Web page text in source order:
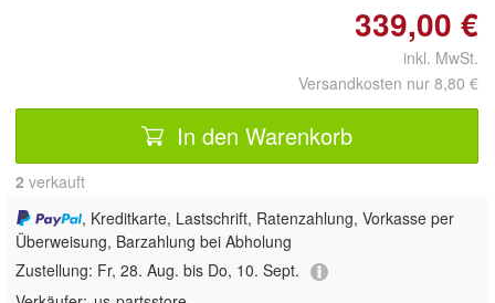
339,00 €
inkl. MwSt.
Versandkosten nur 8,80 €
In den Warenkorb
2 verkauft
, Kreditkarte, Lastschrift, Ratenzahlung, Vorkasse per
Überweisung, Barzahlung bei Abholung
Zustellung: Fr, 28. Aug. bis Do, 10. Sept.